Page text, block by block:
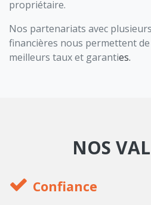
propriétaire.
Nos partenariats avec
financières nous permettent
meilleurs taux et garanties.
NOS
Confiance